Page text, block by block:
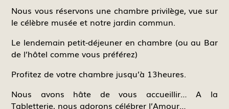
Nous vous réservons une chambre privilège, vue sur
le célèbre musée et notre jardin commun.
Le lendemain petit-déjeuner en chambre (ou au Bar
de l’hôtel comme vous préférez)
Profitez de votre chambre jusqu’à 13heures.
Nous avons hâte de vous accueillir… A la
Tabletterie, nous adorons célébrer l’Amour…